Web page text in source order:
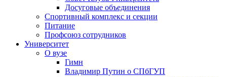
Досуговые объединения
Спортивный комплекс и секции
Питание
Профсоюз сотрудников
Университет
О вузе
Гимн
Владимир Путин о СПбГУП